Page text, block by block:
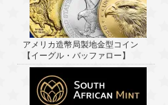
アメリカ造幣局製地金型コイン
【イーグル・バッファロー】